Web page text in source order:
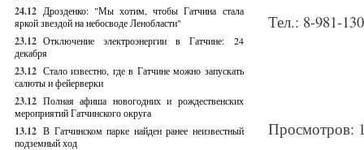
24.12 Дрозденко: "Мы хотим, чтобы Гатчина стала
яркой звездой на небосводе Ленобласти"
23.12 Отключение электроэнергии в Гатчине: 24
декабря
23.12 Стало известно, где в Гатчине можно запускать
салюты и фейерверки
23.12 Полная афиша новогодних и рождественских
мероприятий Гатчинского округа
13.12 В Гатчинском парке найден ранее неизвестный
подземный ход
Тел.: 8-981-
Просмотров: